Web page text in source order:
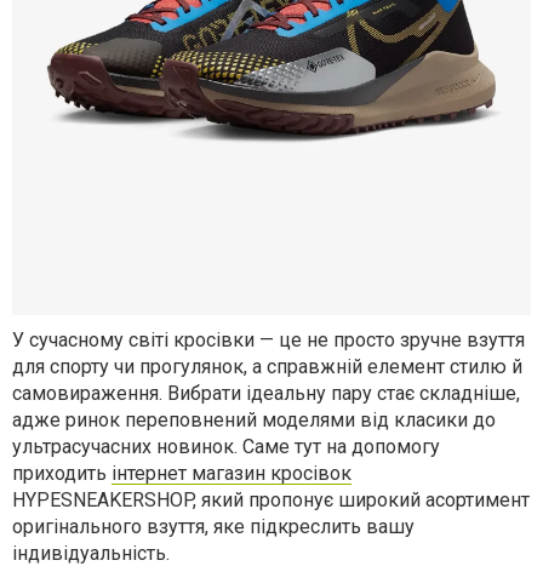
У сучасному світі кросівки — це не просто зручне взуття
для спорту чи прогулянок, а справжній елемент стилю й
самовираження. Вибрати ідеальну пару стає складніше,
адже ринок переповнений моделями від класики до
ультрасучасних новинок. Саме тут на допомогу
приходить інтернет магазин кросівок
HYPESNEAKERSHOP, який пропонує широкий асортимент
оригінального взуття, яке підкреслить вашу
індивідуальність.